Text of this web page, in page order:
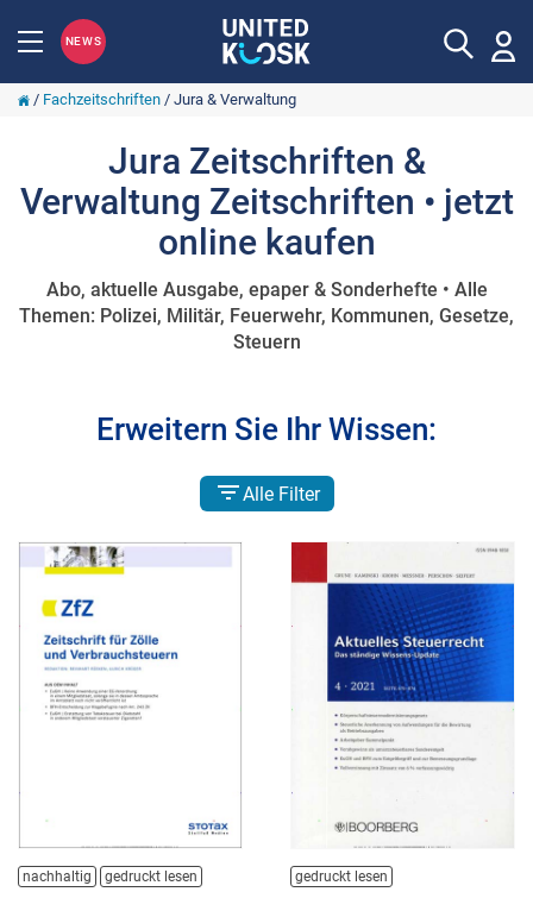
NEWS
/ Fachzeitschriften/ Jura & Verwaltung
Jura Zeitschriften &
Verwaltung Zeitschriften • jetzt
online kaufen
Abo, aktuelle Ausgabe, epaper & Sonderhefte • Alle
Themen: Polizei, Militär, Feuerwehr, Kommunen, Gesetze,
Steuern
Erweitern Sie Ihr Wissen:
Alle Filter
nachhaltig gedruckt lesen gedruckt lesen